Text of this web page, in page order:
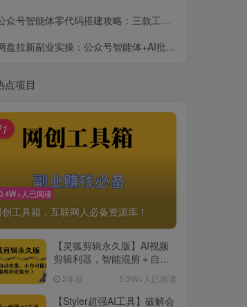
众号智能体零代码搭建攻略：三款工具让你的号24小时自动变现
盘拉新副业实操：公众号智能体+AI批量做内容引流全流程
点项目
人已阅读
创工具箱，互联网人必备资源库！
【灵狐剪辑永久版】AI视频
剪辑利器，智能混剪＋自动
＋安装包）
2年前 5.3W+人已阅读
【Styler超强AI工具】破解会